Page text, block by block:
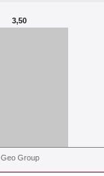
3,50
Geo Group